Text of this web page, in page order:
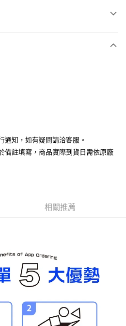
以上)免運費
通知，如有疑問請洽客服。
備註填寫，商品實際到貨日需依原廠
相關推薦